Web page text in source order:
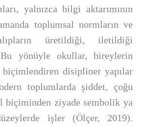
yalnızca bilgi aktarımının
toplumsal normların ve
üretildiği, iletildiği
Bu yönüyle okullar, bireylerin
biçimlendiren disipliner yapılar
toplumlarda şiddet, çoğu
biçiminden ziyade sembolik ya
işler (Ölçer, 2019).